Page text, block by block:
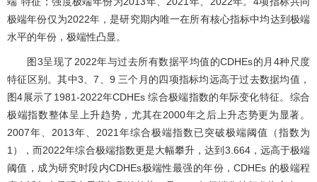
极端年份仅为2022年，是研究期内唯一在所有核心指标中均达到极端
水平的年份，极端性凸显。
图3呈现了2022年与过去所有数据平均值的CDHEs的月4种尺度
特征区别。其中3、7、9 三个月的四项指标均远高于过去数据均值，
图4展示了1981-2022年CDHEs 综合极端指数的年际变化特征。综合
极端指数整体呈上升趋势，尤其在2000年之后上升态势更为显著。
2007年、2013年、2021年综合极端指数已突破极端阈值（指数为
1），而2022年综合极端指数更是大幅攀升，达到3.664，远高于极端
阈值，成为研究时段内CDHEs极端性最强的年份，CDHEs 的极端程